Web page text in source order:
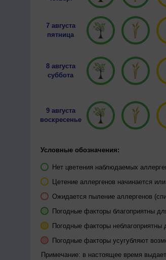
7 августа
пятница
8 августа
суббота
9 августа
воскресенье
Условные обозначения:
Нет цветения наблюдаемых
Цетение аллергенов начинается
Ожидается пыление аллергенов
Погодные факторы благоприятны
Погодные факторы
Погодные факторы усугубляют
Примечание: в настоящее время